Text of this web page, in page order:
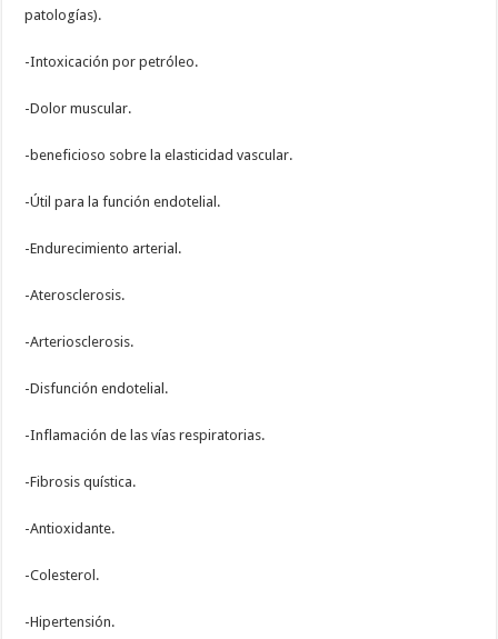
patologías).
-Intoxicación por petróleo.
-Dolor muscular.
-beneficioso sobre la elasticidad vascular.
-Útil para la función endotelial.
-Endurecimiento arterial.
-Aterosclerosis.
-Arteriosclerosis.
-Disfunción endotelial.
-Inflamación de las vías respiratorias.
-Fibrosis quística.
-Antioxidante.
-Colesterol.
-Hipertensión.